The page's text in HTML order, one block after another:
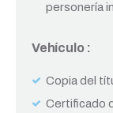
personería
Vehículo :
Copia del
Certificado